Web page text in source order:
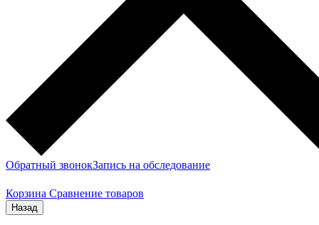
Обратный звонокЗапись на обследование
Корзина Сравнение товаров
Назад